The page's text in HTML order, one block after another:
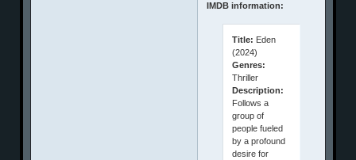
IMDB information:
Title: Eden
(2024)
Genres:
Thriller
Description:
Follows a
group of
people fueled
by a profound
desire for